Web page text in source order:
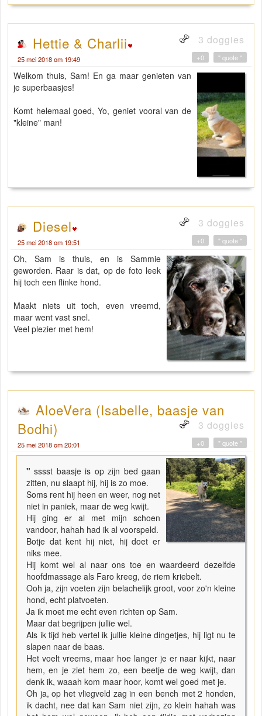
Hettie & Charlii 3 doggies
25 mei 2018 om 19:49 " quote "
+0
Welkom thuis, Sam! En ga maar genieten van
je superbaasjes!
Komt helemaal goed, Yo, geniet vooral van de
"kleine" man!
Diesel 3 doggies
25 mei 2018 om 19:51 " quote "
+0
Oh, Sam is thuis, en is Sammie
geworden. Raar is dat, op de foto leek
hij toch een flinke hond.
Maakt niets uit toch, even vreemd,
maar went vast snel.
Veel plezier met hem!
AloeVera (Isabelle, baasje van
Bodhi)
3 doggies
25 mei 2018 om 20:01 " quote "
+0
"sssst baasje is op zijn bed gaan
zitten, nu slaapt hij, hij is zo moe.
Soms rent hij heen en weer, nog net
niet in paniek, maar de weg kwijt.
Hij ging er al met mijn schoen
vandoor, hahah had ik al voorspeld.
Botje dat kent hij niet, hij doet er
niks mee.
Hij komt wel al naar ons toe en waardeerd dezelfde
hoofdmassage als Faro kreeg, de riem kriebelt.
Ooh ja, zijn voeten zijn belachelijk groot, voor zo'n kleine
hond, echt platvoeten.
Ja ik moet me echt even richten op Sam.
Maar dat begrijpen jullie wel.
Als ik tijd heb vertel ik jullie kleine dingetjes, hij ligt nu te
slapen naar de baas.
Het voelt vreems, maar hoe langer je er naar kijkt, naar
hem, en je ziet hem zo, een beetje de weg kwijt, dan
denk ik, waaah kom maar hoor, komt wel goed met je.
Oh ja, op het vliegveld zag in een bench met 2 honden,
ik dacht, nee dat kan Sam niet zijn, zo klein hahah was